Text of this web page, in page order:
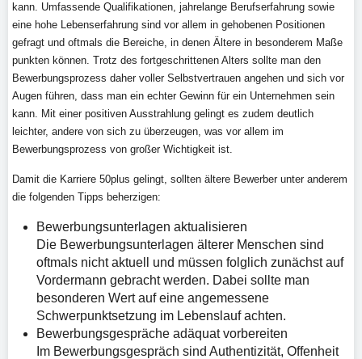
kann. Umfassende Qualifikationen, jahrelange Berufserfahrung sowie
eine hohe Lebenserfahrung sind vor allem in gehobenen Positionen
gefragt und oftmals die Bereiche, in denen Ältere in besonderem Maße
punkten können. Trotz des fortgeschrittenen Alters sollte man den
Bewerbungsprozess daher voller Selbstvertrauen angehen und sich vor
Augen führen, dass man ein echter Gewinn für ein Unternehmen sein
kann. Mit einer positiven Ausstrahlung gelingt es zudem deutlich
leichter, andere von sich zu überzeugen, was vor allem im
Bewerbungsprozess von großer Wichtigkeit ist.
Damit die Karriere 50plus gelingt, sollten ältere Bewerber unter anderem
die folgenden Tipps beherzigen:
Bewerbungsunterlagen aktualisieren
Die Bewerbungsunterlagen älterer Menschen sind
oftmals nicht aktuell und müssen folglich zunächst auf
Vordermann gebracht werden. Dabei sollte man
besonderen Wert auf eine angemessene
Schwerpunktsetzung im Lebenslauf achten.
Bewerbungsgespräche adäquat vorbereiten
Im Bewerbungsgespräch sind Authentizität, Offenheit